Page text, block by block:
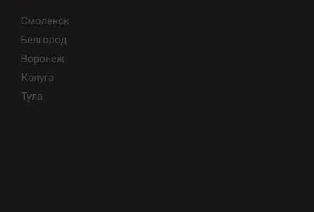
Смоленск
Белгород
Воронеж
Калуга
Тула